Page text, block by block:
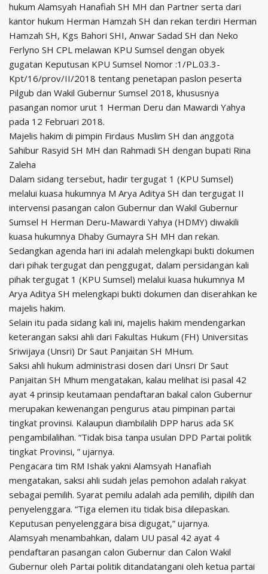
hukum Alamsyah Hanafiah SH MH dan Partner serta dari
kantor hukum Herman Hamzah SH dan rekan terdiri Herman
Hamzah SH, Kgs Bahori SHI, Anwar Sadad SH dan Neko
Ferlyno SH CPL melawan KPU Sumsel dengan obyek
gugatan Keputusan KPU Sumsel Nomor :1/PL.03.3-
Kpt/16/prov/II/2018 tentang penetapan paslon peserta
Pilgub dan Wakil Gubernur Sumsel 2018, khususnya
pasangan nomor urut 1 Herman Deru dan Mawardi Yahya
pada 12 Februari 2018.
Majelis hakim di pimpin Firdaus Muslim SH dan anggota
Sahibur Rasyid SH MH dan Rahmadi SH dengan bupati Rina
Zaleha
Dalam sidang tersebut, hadir tergugat 1 (KPU Sumsel)
melalui kuasa hukumnya M Arya Aditya SH dan tergugat II
intervensi pasangan calon Gubernur dan Wakil Gubernur
Sumsel H Herman Deru-Mawardi Yahya (HDMY) diwakili
kuasa hukumnya Dhaby Gumayra SH MH dan rekan.
Sedangkan agenda hari ini adalah melengkapi bukti dokumen
dari pihak tergugat dan penggugat, dalam persidangan kali
pihak tergugat 1 (KPU Sumsel) melalui kuasa hukumnya M
Arya Aditya SH melengkapi bukti dokumen dan diserahkan ke
majelis hakim.
Selain itu pada sidang kali ini, majelis hakim mendengarkan
keterangan saksi ahli dari Fakultas Hukum (FH) Universitas
Sriwijaya (Unsri) Dr Saut Panjaitan SH MHum.
Saksi ahli hukum administrasi dosen dari Unsri Dr Saut
Panjaitan SH Mhum mengatakan, kalau melihat isi pasal 42
ayat 4 prinsip keutamaan pendaftaran bakal calon Gubernur
merupakan kewenangan pengurus atau pimpinan partai
tingkat provinsi. Kalaupun diambilalih DPP harus ada SK
pengambilalihan. “Tidak bisa tanpa usulan DPD Partai politik
tingkat Provinsi, ” ujarnya.
Pengacara tim RM Ishak yakni Alamsyah Hanafiah
mengatakan, saksi ahli sudah jelas pemohon adalah rakyat
sebagai pemilih. Syarat pemilu adalah ada pemilih, dipilih dan
penyelenggara. “Tiga elemen itu tidak bisa dilepaskan.
Keputusan penyelenggara bisa digugat,” ujarnya.
Alamsyah menambahkan, dalam UU pasal 42 ayat 4
pendaftaran pasangan calon Gubernur dan Calon Wakil
Gubernur oleh Partai politik ditandatangani oleh ketua partai